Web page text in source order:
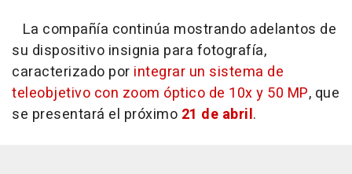
La compañía continúa mostrando adelantos de
su dispositivo insignia para fotografía,
caracterizado por integrar un sistema de
teleobjetivo con zoom óptico de 10x y 50 MP, que
se presentará el próximo 21 de abril.